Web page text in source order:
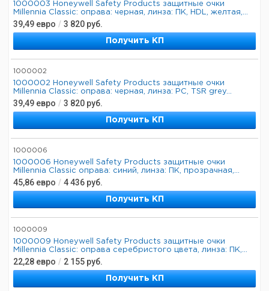
1000003 Honeywell Safety Products защитные очки
Millennia Classic: оправа: черная, линза: ПК, HDL, желтая,...
39,49 евро / 3 820 руб.
Получить КП
1000002
1000002 Honeywell Safety Products защитные очки
Millennia Classic: оправа: черная, линза: PC, TSR grey...
39,49 евро / 3 820 руб.
Получить КП
1000006
1000006 Honeywell Safety Products защитные очки
Millennia Classic оправа: синий, линза: ПК, прозрачная,...
45,86 евро / 4 436 руб.
Получить КП
1000009
1000009 Honeywell Safety Products защитные очки
Millennia Classic: оправа серебристого цвета, линза: ПК,...
22,28 евро / 2 155 руб.
Получить КП